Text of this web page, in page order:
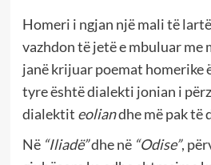
Homeri i ngjan një mali të
vazhdon të jetë e mbuluar me
janë krijuar poemat homerike
tyre është dialekti jonian i
dialektit eoliandhe më pak të
Në “Iliadë”dhe në “Odise”,